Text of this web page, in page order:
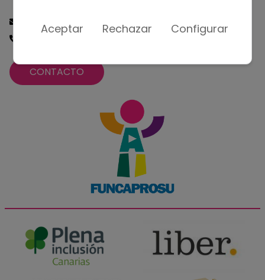
(+34) 928 320 861
CONTACTO
Aceptar Rechazar Configurar